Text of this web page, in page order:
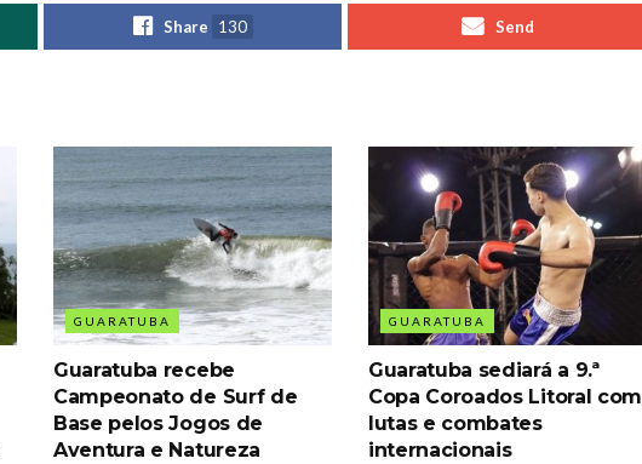
Share 130 Send
GUARATUBA
Guaratuba recebe
Campeonato de Surf de
Base pelos Jogos de
Aventura e Natureza
GUARATUBA
Guaratuba sediará a 9.ª
Copa Coroados Litoral com
lutas e combates
internacionais